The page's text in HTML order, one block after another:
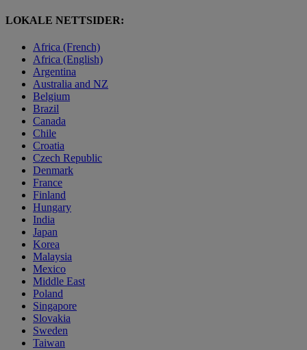
LOKALE NETTSIDER:
Africa (French)
Africa (English)
Argentina
Australia and NZ
Belgium
Brazil
Canada
Chile
Croatia
Czech Republic
Denmark
France
Finland
Hungary
India
Japan
Korea
Malaysia
Mexico
Middle East
Poland
Singapore
Slovakia
Sweden
Taiwan